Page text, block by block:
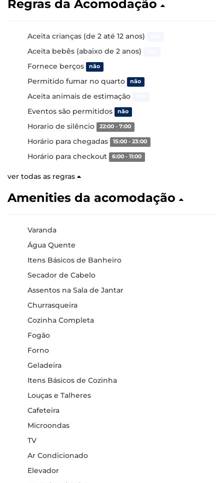
Regras da Acomodação
Aceita crianças (de 2 até 12 anos)
Aceita bebês (abaixo de 2 anos)
Fornece berços não
Permitido fumar no quarto não
Aceita animais de estimação
Eventos são permitidos não
Horario de silêncio 22:00 - 7:00
Horário para chegadas 15:00 - 23:00
Horário para checkout 6:00 - 11:00
ver todas as regras
Amenities da acomodação
Varanda
Água Quente
Itens Básicos de Banheiro
Secador de Cabelo
Assentos na Sala de Jantar
Churrasqueira
Cozinha Completa
Fogão
Forno
Geladeira
Itens Básicos de Cozinha
Louças e Talheres
Cafeteira
Microondas
TV
Ar Condicionado
Elevador